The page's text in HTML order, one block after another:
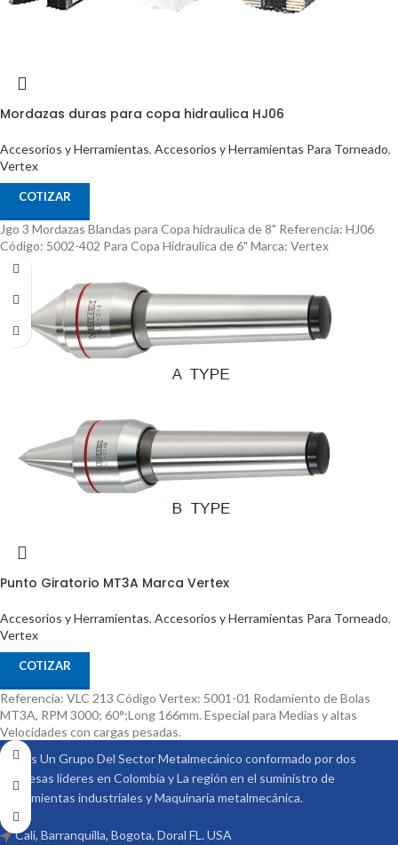
Mordazas duras para copa hidraulica HJ06
Accesorios y Herramientas, Accesorios y Herramientas Para Torneado,
Vertex
COTIZAR
Jgo 3 Mordazas Blandas para Copa hidraulica de 8" Referencia: HJ06
Código: 5002-402 Para Copa Hidraulica de 6" Marca: Vertex
Punto Giratorio MT3A Marca Vertex
Accesorios y Herramientas, Accesorios y Herramientas Para Torneado,
Vertex
COTIZAR
Referencia: VLC 213 Código Vertex: 5001-01 Rodamiento de Bolas
MT3A, RPM 3000; 60°;Long 166mm. Especial para Medias y altas
Velocidades con cargas pesadas.
Somos Un Grupo Del Sector Metalmecánico conformado por dos
empresas lideres en Colombia y La región en el suministro de
Herramientas industriales y Maquinaria metalmecánica.
Cali, Barranquilla, Bogota, Doral FL. USA